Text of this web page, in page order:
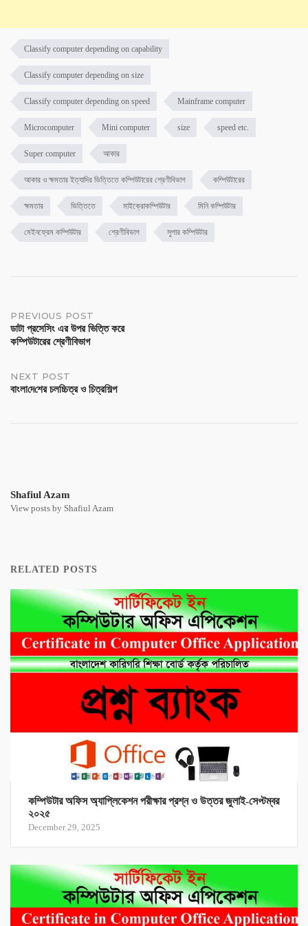
Classify computer depending on capability
Classify computer depending on size
Classify computer depending on speed Mainframe computer
Microcomputer Mini computer size speed etc.
Super computer আকার
আকার ও ক্ষমতার ইত্যাদির ভিত্তিতে কম্পিউটারের শ্রেণীবিভাগ কম্পিউটারের
ক্ষমতার ভিত্তিতে মাইক্রোকম্পিউটার মিনি কম্পিউটার
মেইনফ্রেম কম্পিউটার শ্রেণীবিভাগ সুপার কম্পিউটার
PREVIOUS POST
ডাটা প্রসেসিং এর উপর ভিত্তি করে
কম্পিউটারের শ্রেণীবিভাগ
NEXT POST
বাংলা‌দে‌শের চল‌চ্চিত্র ও চিত্র‌শিল্প
Shafiul Azam
View posts by Shafiul Azam
RELATED POSTS
কম্পিউটার অফিস অ্যাপ্লিকেশন পরীক্ষার প্রশ্ন ও উত্তর জুলাই-সেপ্টম্বর
২০২৫
December 29, 2025